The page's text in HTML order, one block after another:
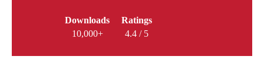
Downloads
10,000+
Ratings
4.4 / 5